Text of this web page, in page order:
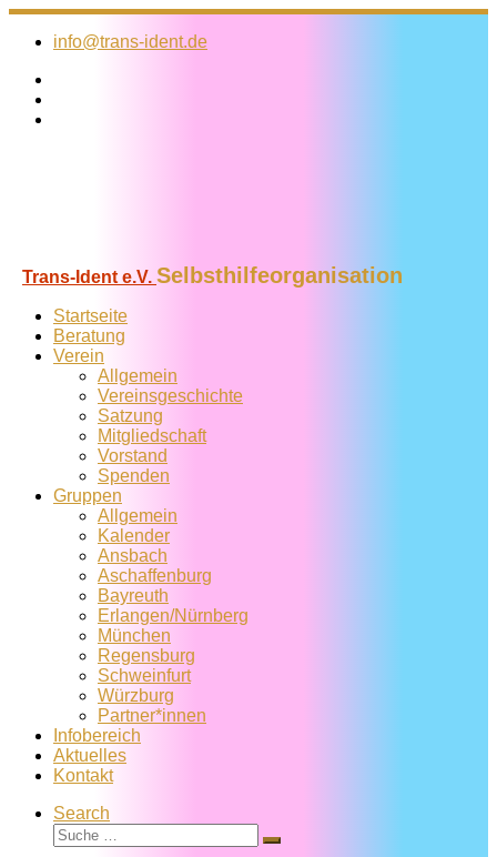
Zum
Inhalt
info@trans-ident.de
Trans-Ident e.V. Selbsthilfeorganisation
Startseite
Beratung
Verein
Allgemein
Vereins­geschichte
Satzung
Mitglied­schaft
Vorstand
Spenden
Gruppen
Allgemein
Kalender
Ansbach
Aschaffenburg
Bayreuth
Erlangen/Nürnberg
München
Regensburg
Schweinfurt
Würzburg
Partner*innen
Infobereich
Aktuelles
Kontakt
Search
Suche
Suche